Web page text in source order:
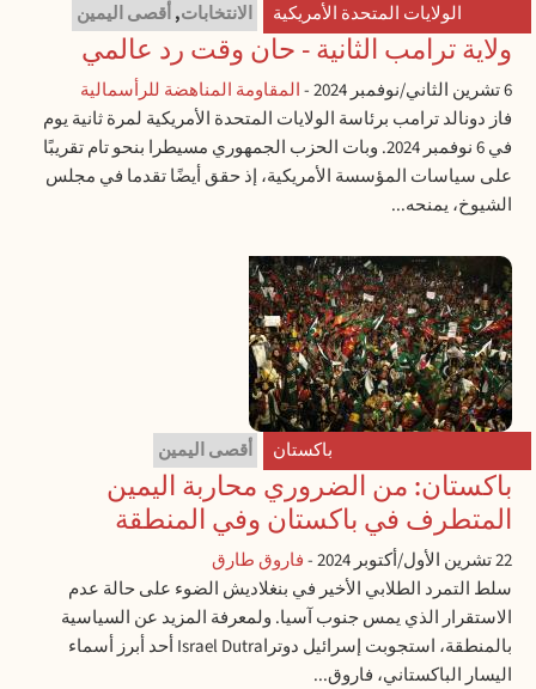
الولايات المتحدة الأمريكية الانتخابات,أقصى اليمين
ولاية ترامب الثانية - حان وقت رد عالمي
6 تشرين الثاني/نوفمبر 2024 -المقاومة المناهضة للرأسمالية
فاز دونالد ترامب برئاسة الولايات المتحدة الأمريكية لمرة ثانية يوم
في 6 نوفمبر 2024. وبات الحزب الجمهوري مسيطرا بنحو تام تقريبًا
على سياسات المؤسسة الأمريكية، إذ حقق أيضًا تقدما في مجلس
الشيوخ، يمنحه...
باكستان أقصى اليمين
باكستان: من الضروري محاربة اليمين
المتطرف في باكستان وفي المنطقة
22 تشرين الأول/أكتوبر 2024 -فاروق طارق
سلط التمرد الطلابي الأخير في بنغلاديش الضوء على حالة عدم
الاستقرار الذي يمس جنوب آسيا. ولمعرفة المزيد عن السياسية
بالمنطقة، استجوبت إسرائيل دوتراIsrael Dutra أحد أبرز أسماء
اليسار الباكستاني، فاروق...